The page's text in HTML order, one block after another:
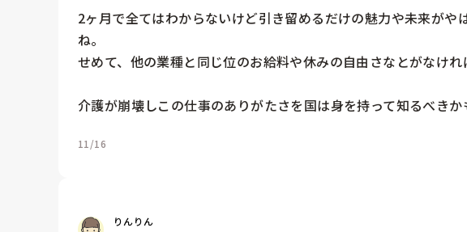
2ヶ月で全てはわからないけど引き留めるだけの魅力や未来がや
ね。
せめて、他の業種と同じ位のお給料や休みの自由さなとがなけれ
介護が崩壊しこの仕事のありがたさを国は身を持って知るべきか
11/16
りんりん